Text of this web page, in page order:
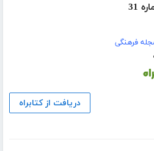
31
فرهنگی
دریافت از کتابراه